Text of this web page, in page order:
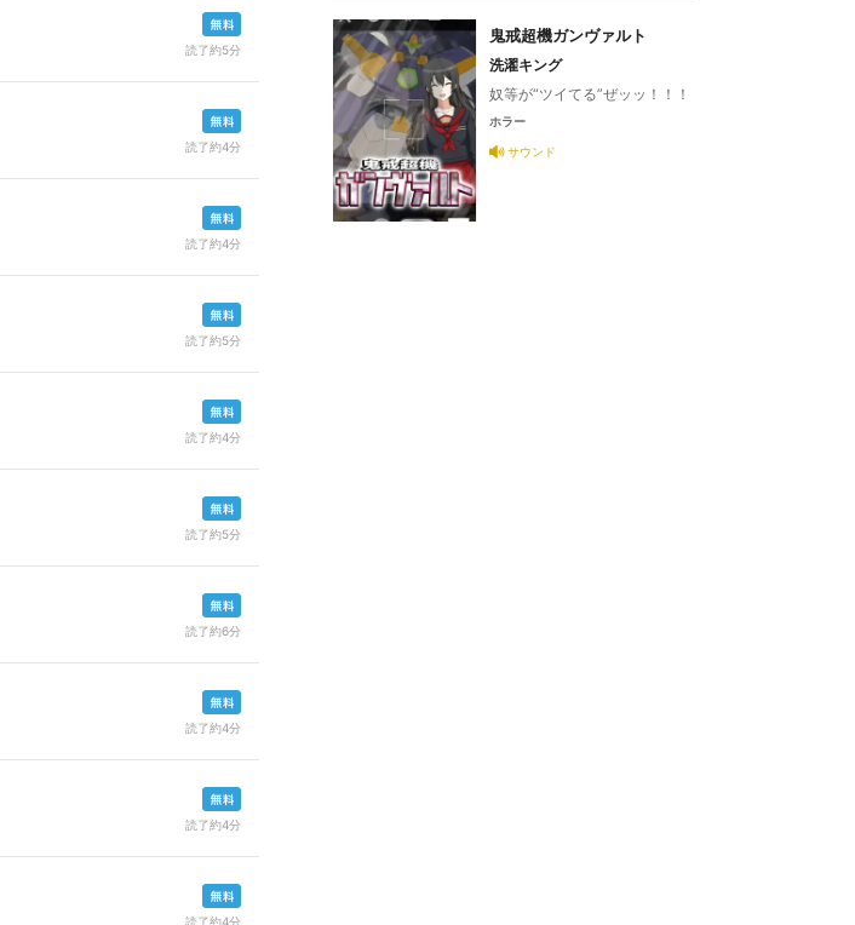
読了約5分
読了約4分
読了約4分
読了約5分
読了約4分
読了約5分
読了約6分
読了約4分
読了約4分
読了約4分
鬼戒超機ガンヴァルト
洗濯キング
奴等が“ツイてる”ぜッッ！！！
ホラー
サウンド